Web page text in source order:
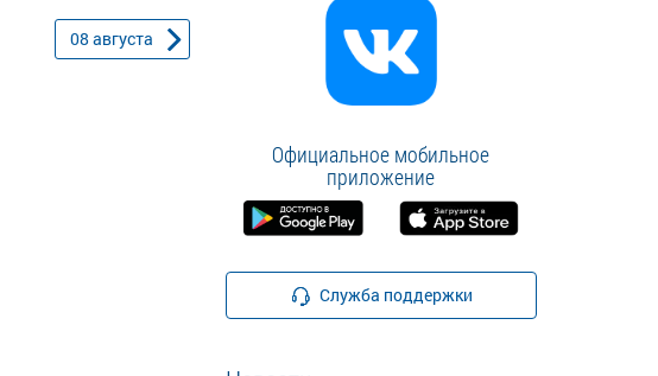
08 августа
Официальное мобильное
приложение
Служба поддержки